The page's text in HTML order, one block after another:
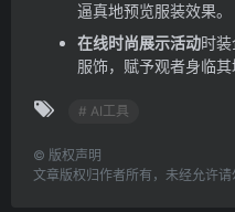
逼真地预览服装效果。
在线时尚展示活动时
服饰，赋予观者身临其
# AI工具
© 版权声明
文章版权归作者所有，未经允许请